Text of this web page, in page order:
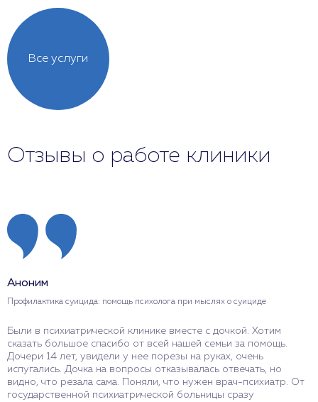
Все услуги
Отзывы о работе клиники
Аноним
Профилактика суицида: помощь психолога при мыслях о суициде
Были в психиатрической клинике вместе с дочкой. Хотим
сказать большое спасибо от всей нашей семьи за помощь.
Дочери 14 лет, увидели у нее порезы на руках, очень
испугались. Дочка на вопросы отказывалась отвечать, но
видно, что резала сама. Поняли, что нужен врач-психиатр. От
государственной психиатрической больницы сразу